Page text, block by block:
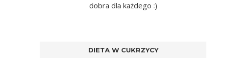
dobra dla każdego :)
DIETA W CUKRZYCY